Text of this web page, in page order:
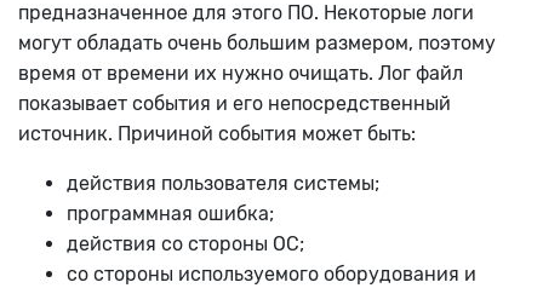
предназначенное для этого ПО. Некоторые логи
могут обладать очень большим размером, поэтому
время от времени их нужно очищать. Лог файл
показывает события и его непосредственный
источник. Причиной события может быть:
действия пользователя системы;
программная ошибка;
действия со стороны ОС;
со стороны используемого оборудования и